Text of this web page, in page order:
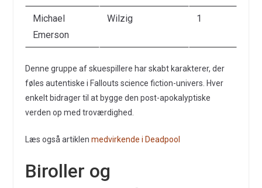
Michael
Emerson
Wilzig 1
Denne gruppe af skuespillere har skabt karakterer, der
føles autentiske i Fallouts science fiction-univers. Hver
enkelt bidrager til at bygge den post-apokalyptiske
verden op med troværdighed.
Læs også artiklen medvirkende i Deadpool
Biroller og